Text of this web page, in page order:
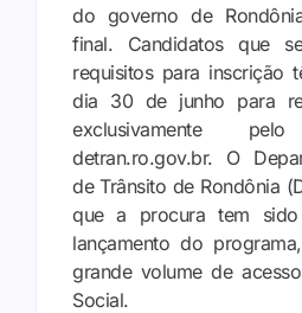
do governo de
final. Candidatos que
requisitos para inscrição
dia 30 de junho para
exclusivamente
detran.ro.gov.br. O
de Trânsito de Rondônia
que a procura tem
lançamento do
grande volume de
Social.